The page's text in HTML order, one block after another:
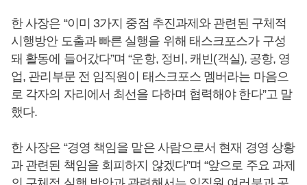
한 사장은 “이미 3가지 중점 추진과제와 관련된 구체적
시행방안 도출과 빠른 실행을 위해 태스크포스가 구성
돼 활동에 들어갔다”며 “운항, 정비, 캐빈(객실), 공항, 영
업, 관리부문 전 임직원이 태스크포스 멤버라는 마음으
로 각자의 자리에서 최선을 다하며 협력해야 한다”고 말
했다.
한 사장은 “경영 책임을 맡은 사람으로서 현재 경영 상황
과 관련된 책임을 회피하지 않겠다”며 “앞으로 주요 과제